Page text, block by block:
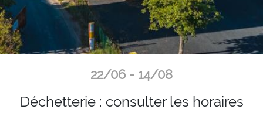
22/06 - 14/08
Déchetterie : consulter les horaires